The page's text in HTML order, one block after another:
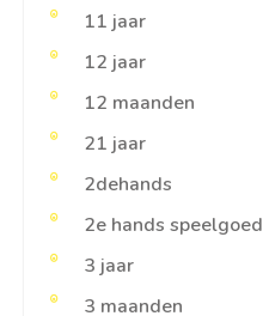
11 jaar
12 jaar
12 maanden
21 jaar
2dehands
2e hands speelgoed
3 jaar
3 maanden